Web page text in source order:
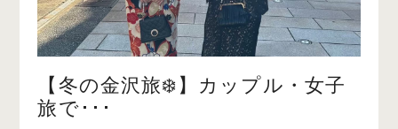
【冬の金沢旅❄️】カップル・女子
旅で･･･